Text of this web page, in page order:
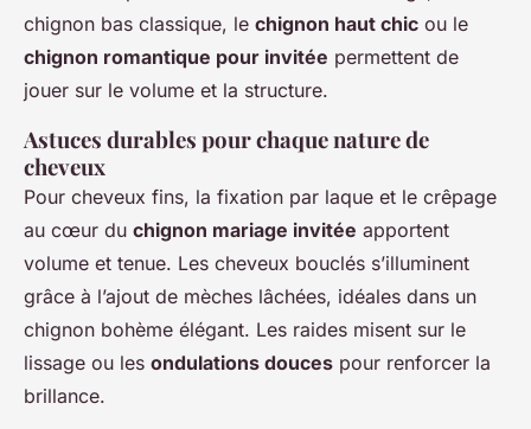
chignon bas classique, le chignon haut chic ou le
chignon romantique pour invitée permettent de
jouer sur le volume et la structure.
Astuces durables pour chaque nature de
cheveux
Pour cheveux fins, la fixation par laque et le crêpage
au cœur du chignon mariage invitée apportent
volume et tenue. Les cheveux bouclés s’illuminent
grâce à l’ajout de mèches lâchées, idéales dans un
chignon bohème élégant. Les raides misent sur le
lissage ou les ondulations douces pour renforcer la
brillance.